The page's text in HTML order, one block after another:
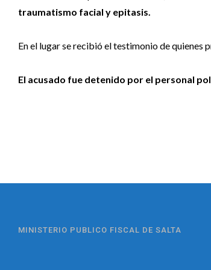
traumatismo facial y epitasis.
En el lugar se recibió el testimonio de quienes
El acusado fue detenido por el personal
MINISTERIO PUBLICO FISCAL DE SALTA